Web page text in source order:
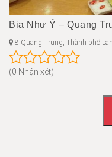
Bia Như Ý – Quang
8 Quang Trung, Thành phố
(0 Nhận xét)